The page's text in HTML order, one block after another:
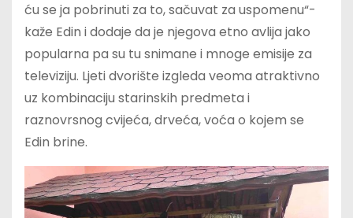
ću se ja pobrinuti za to, sačuvat za uspomenu“-
kaže Edin i dodaje da je njegova etno avlija jako
popularna pa su tu snimane i mnoge emisije za
televiziju. Ljeti dvorište izgleda veoma atraktivno
uz kombinaciju starinskih predmeta i
raznovrsnog cvijeća, drveća, voća o kojem se
Edin brine.